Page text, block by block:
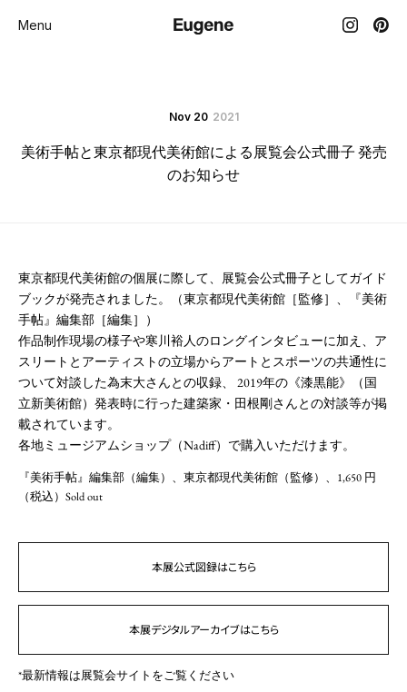
Menu
Nov 20 2021
美術手帖と東京都現代美術館による展覧会公式冊子 発売
のお知らせ
東京都現代美術館の個展に際して、展覧会公式冊子としてガイド
ブックが発売されました。（東京都現代美術館［監修］、『美術
手帖』編集部［編集］）
作品制作現場の様子や寒川裕人のロングインタビューに加え、ア
スリートとアーティストの立場からアートとスポーツの共通性に
ついて対談した為末大さんとの収録、 2019年の《漆黒能》（国
立新美術館）発表時に行った建築家・田根剛さんとの対談等が掲
載されています。
各地ミュージアムショップ（Nadiff）で購入いただけます。
『美術手帖』編集部（編集）、東京都現代美術館（監修）、1,650 円
（税込）Sold out
本展公式図録はこちら
本展デジタルアーカイブはこちら
*最新情報は展覧会サイトをご覧ください